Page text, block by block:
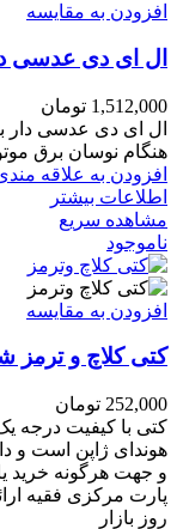
افزودن به مقایسه
ال ای دی عدسی
1,512,000 تومان
ال ای دی عدسی دار
هنگام نوسان برق
افزودن به علاقه
اطلاعات بیشتر
مشاهده سریع
ناموجود
افزودن به مقایسه
کتی کلاچ و ترمز
252,000 تومان
کتی با کیفیت درجه
هوندای ژاپن است و
و جهت هرگونه خرید
پارت مرکزی فقیه
روز بازار